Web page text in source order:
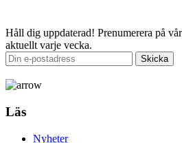
Håll dig uppdaterad! Prenumerera på
aktuellt varje vecka.
Läs
Nyheter